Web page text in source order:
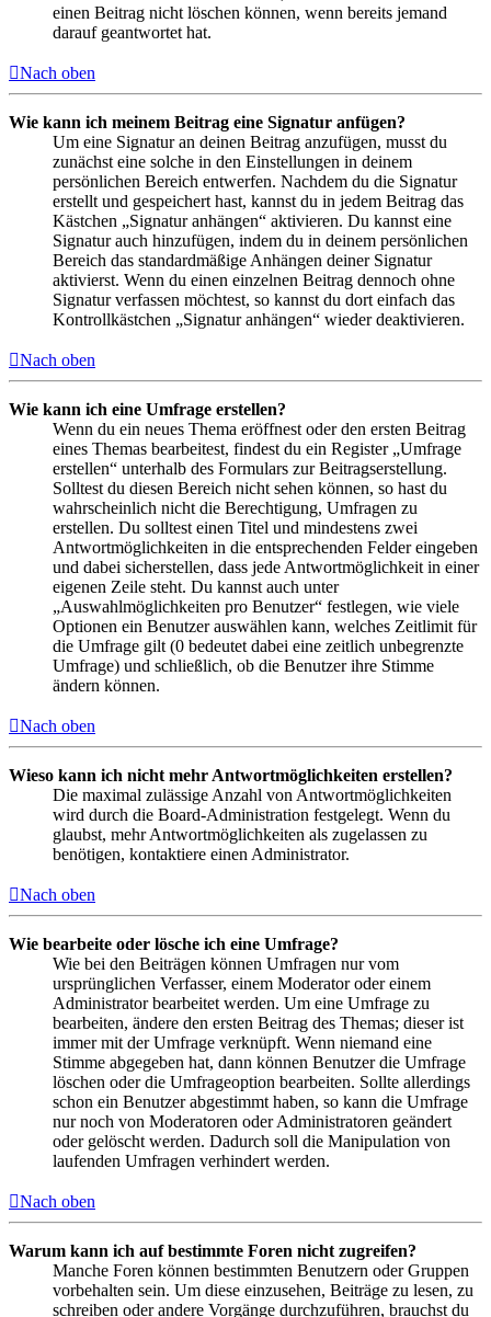
einen Beitrag nicht löschen können, wenn bereits jemand
darauf geantwortet hat.
Nach oben
Wie kann ich meinem Beitrag eine Signatur anfügen?
Um eine Signatur an deinen Beitrag anzufügen, musst du
zunächst eine solche in den Einstellungen in deinem
persönlichen Bereich entwerfen. Nachdem du die Signatur
erstellt und gespeichert hast, kannst du in jedem Beitrag das
Kästchen „Signatur anhängen“ aktivieren. Du kannst eine
Signatur auch hinzufügen, indem du in deinem persönlichen
Bereich das standardmäßige Anhängen deiner Signatur
aktivierst. Wenn du einen einzelnen Beitrag dennoch ohne
Signatur verfassen möchtest, so kannst du dort einfach das
Kontrollkästchen „Signatur anhängen“ wieder deaktivieren.
Nach oben
Wie kann ich eine Umfrage erstellen?
Wenn du ein neues Thema eröffnest oder den ersten Beitrag
eines Themas bearbeitest, findest du ein Register „Umfrage
erstellen“ unterhalb des Formulars zur Beitragserstellung.
Solltest du diesen Bereich nicht sehen können, so hast du
wahrscheinlich nicht die Berechtigung, Umfragen zu
erstellen. Du solltest einen Titel und mindestens zwei
Antwortmöglichkeiten in die entsprechenden Felder eingeben
und dabei sicherstellen, dass jede Antwortmöglichkeit in einer
eigenen Zeile steht. Du kannst auch unter
„Auswahlmöglichkeiten pro Benutzer“ festlegen, wie viele
Optionen ein Benutzer auswählen kann, welches Zeitlimit für
die Umfrage gilt (0 bedeutet dabei eine zeitlich unbegrenzte
Umfrage) und schließlich, ob die Benutzer ihre Stimme
ändern können.
Nach oben
Wieso kann ich nicht mehr Antwortmöglichkeiten erstellen?
Die maximal zulässige Anzahl von Antwortmöglichkeiten
wird durch die Board-Administration festgelegt. Wenn du
glaubst, mehr Antwortmöglichkeiten als zugelassen zu
benötigen, kontaktiere einen Administrator.
Nach oben
Wie bearbeite oder lösche ich eine Umfrage?
Wie bei den Beiträgen können Umfragen nur vom
ursprünglichen Verfasser, einem Moderator oder einem
Administrator bearbeitet werden. Um eine Umfrage zu
bearbeiten, ändere den ersten Beitrag des Themas; dieser ist
immer mit der Umfrage verknüpft. Wenn niemand eine
Stimme abgegeben hat, dann können Benutzer die Umfrage
löschen oder die Umfrageoption bearbeiten. Sollte allerdings
schon ein Benutzer abgestimmt haben, so kann die Umfrage
nur noch von Moderatoren oder Administratoren geändert
oder gelöscht werden. Dadurch soll die Manipulation von
laufenden Umfragen verhindert werden.
Nach oben
Warum kann ich auf bestimmte Foren nicht zugreifen?
Manche Foren können bestimmten Benutzern oder Gruppen
vorbehalten sein. Um diese einzusehen, Beiträge zu lesen, zu
schreiben oder andere Vorgänge durchzuführen, brauchst du